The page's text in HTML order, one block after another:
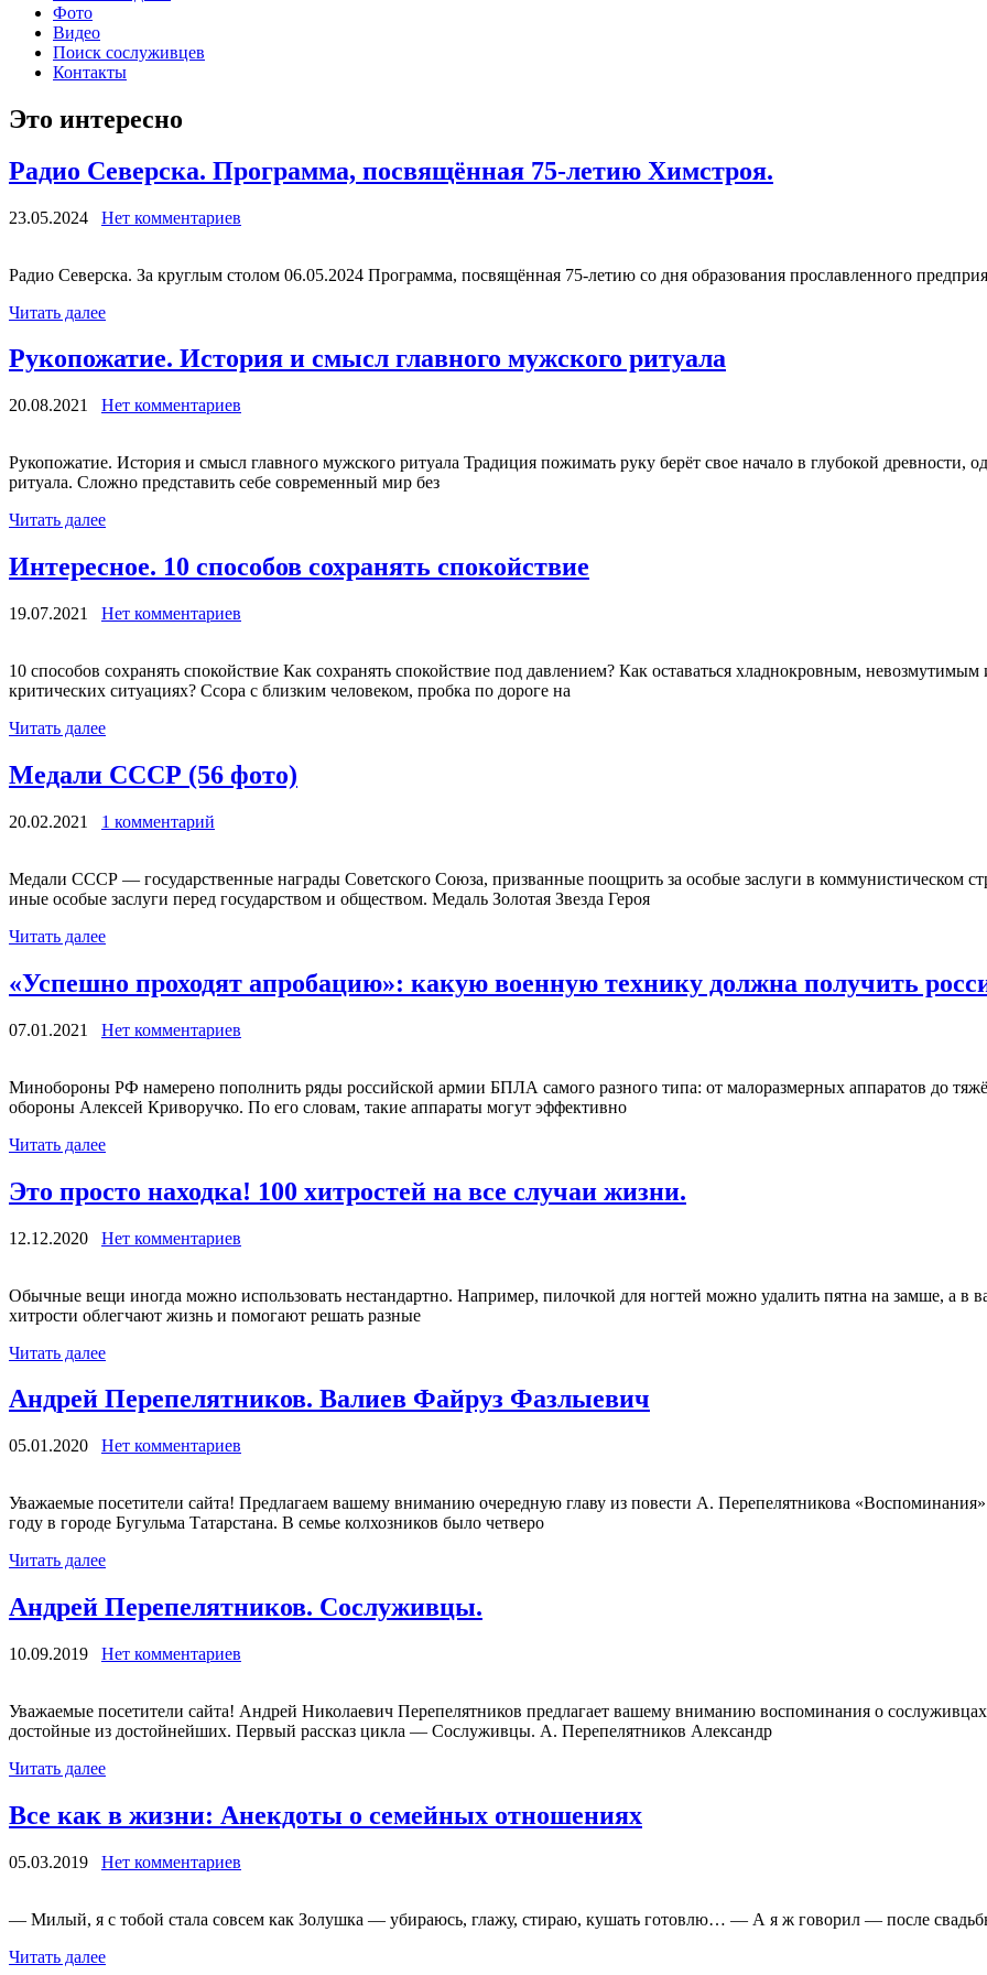
Фото
Видео
Поиск сослуживцев
Контакты
Это интересно
Радио Северска. Программа, посвящённая 75-летию Химстроя.
23.05.2024 Нет комментариев
Радио Северска. За круглым столом 06.05.2024 Программа, посвящённая 75-летию со дня образования прославленного
Читать далее
Рукопожатие. История и смысл главного мужского ритуала
20.08.2021 Нет комментариев
Рукопожатие. История и смысл главного мужского ритуала Традиция пожимать руку берёт свое начало в глубокой древности,
ритуала. Сложно представить себе современный мир без
Читать далее
Интересное. 10 способов сохранять спокойствие
19.07.2021 Нет комментариев
10 способов сохранять спокойствие Как сохранять спокойствие под давлением? Как оставаться хладнокровным,
критических ситуациях? Ссора с близким человеком, пробка по дороге на
Читать далее
Медали СССР (56 фото)
20.02.2021 1 комментарий
Медали СССР — государственные награды Советского Союза, призванные поощрить за особые заслуги в коммунистическом
иные особые заслуги перед государством и обществом. Медаль Золотая Звезда Героя
Читать далее
«Успешно проходят апробацию»: какую военную технику должна получить
07.01.2021 Нет комментариев
Минобороны РФ намерено пополнить ряды российской армии БПЛА самого разного типа: от малоразмерных аппаратов до
обороны Алексей Криворучко. По его словам, такие аппараты могут эффективно
Читать далее
Это просто находка! 100 хитростей на все случаи жизни.
12.12.2020 Нет комментариев
Обычные вещи иногда можно использовать нестандартно. Например, пилочкой для ногтей можно удалить пятна на замше, а в
хитрости облегчают жизнь и помогают решать разные
Читать далее
Андрей Перепелятников. Валиев Файруз Фазлыевич
05.01.2020 Нет комментариев
Уважаемые посетители сайта! Предлагаем вашему вниманию очередную главу из повести А. Перепелятникова
году в городе Бугульма Татарстана. В семье колхозников было четверо
Читать далее
Андрей Перепелятников. Сослуживцы.
10.09.2019 Нет комментариев
Уважаемые посетители сайта! Андрей Николаевич Перепелятников предлагает вашему вниманию воспоминания о
достойные из достойнейших. Первый рассказ цикла — Сослуживцы. А. Перепелятников Александр
Читать далее
Все как в жизни: Анекдоты о семейных отношениях
05.03.2019 Нет комментариев
— Милый, я с тобой стала совсем как Золушка — убираюсь, глажу, стираю, кушать готовлю… — А я ж говорил — после
Читать далее